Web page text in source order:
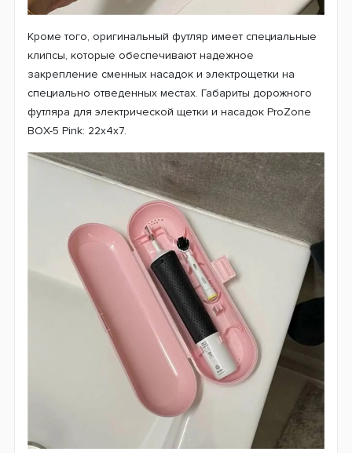
Кроме того, оригинальный футляр имеет специальные
клипсы, которые обеспечивают надежное
закрепление сменных насадок и электрощетки на
специально отведенных местах. Габариты дорожного
футляра для электрической щетки и насадок ProZone
BOX-5 Pink: 22х4х7.